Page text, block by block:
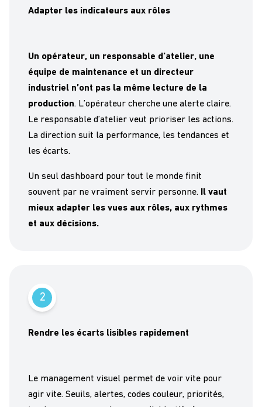
Adapter les indicateurs aux rôles
Un opérateur, un responsable d’atelier, une
équipe de maintenance et un directeur
industriel n’ont pas la même lecture de la
production. L’opérateur cherche une alerte claire.
Le responsable d’atelier veut prioriser les actions.
La direction suit la performance, les tendances et
les écarts.
Un seul dashboard pour tout le monde finit
souvent par ne vraiment servir personne.
Il vaut
mieux adapter les vues aux rôles, aux rythmes
et aux décisions.
2
Rendre les écarts lisibles rapidement
Le management visuel permet de voir vite pour
agir vite. Seuils, alertes, codes couleur, priorités,